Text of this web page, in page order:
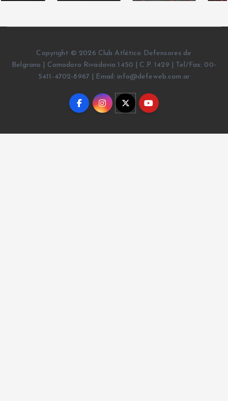
Copyright © 2026 Club Atlético Defensores de
Belgrano | Comodoro Rivadavia 1450 | C.P. 1429 | Tel/Fax: 00-
5411-4702-8967 | Email: info@defeweb.com.ar